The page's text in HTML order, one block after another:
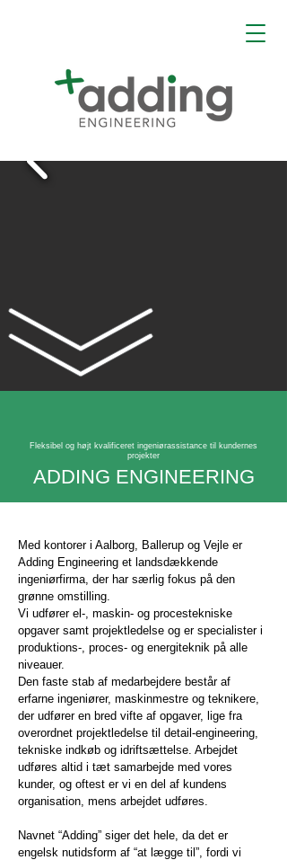
Fleksibel og højt kvalificeret ingeniørassistance til kundernes
projekter
ADDING ENGINEERING
Med kontorer i Aalborg, Ballerup og Vejle er
Adding Engineering et landsdækkende
ingeniørfirma, der har særlig fokus på den
grønne omstilling.
Vi udfører el-, maskin- og procestekniske
opgaver samt projektledelse og er specialister i
produktions-, proces- og energiteknik på alle
niveauer.
Den faste stab af medarbejdere består af
erfarne ingeniører, maskinmestre og teknikere,
der udfører en bred vifte af opgaver, lige fra
overordnet projektledelse til detail-engineering,
tekniske indkøb og idriftsættelse. Arbejdet
udføres altid i tæt samarbejde med vores
kunder, og oftest er vi en del af kundens
organisation, mens arbejdet udføres.
Navnet “Adding” siger det hele, da det er
engelsk nutidsform af “at lægge til”, fordi vi